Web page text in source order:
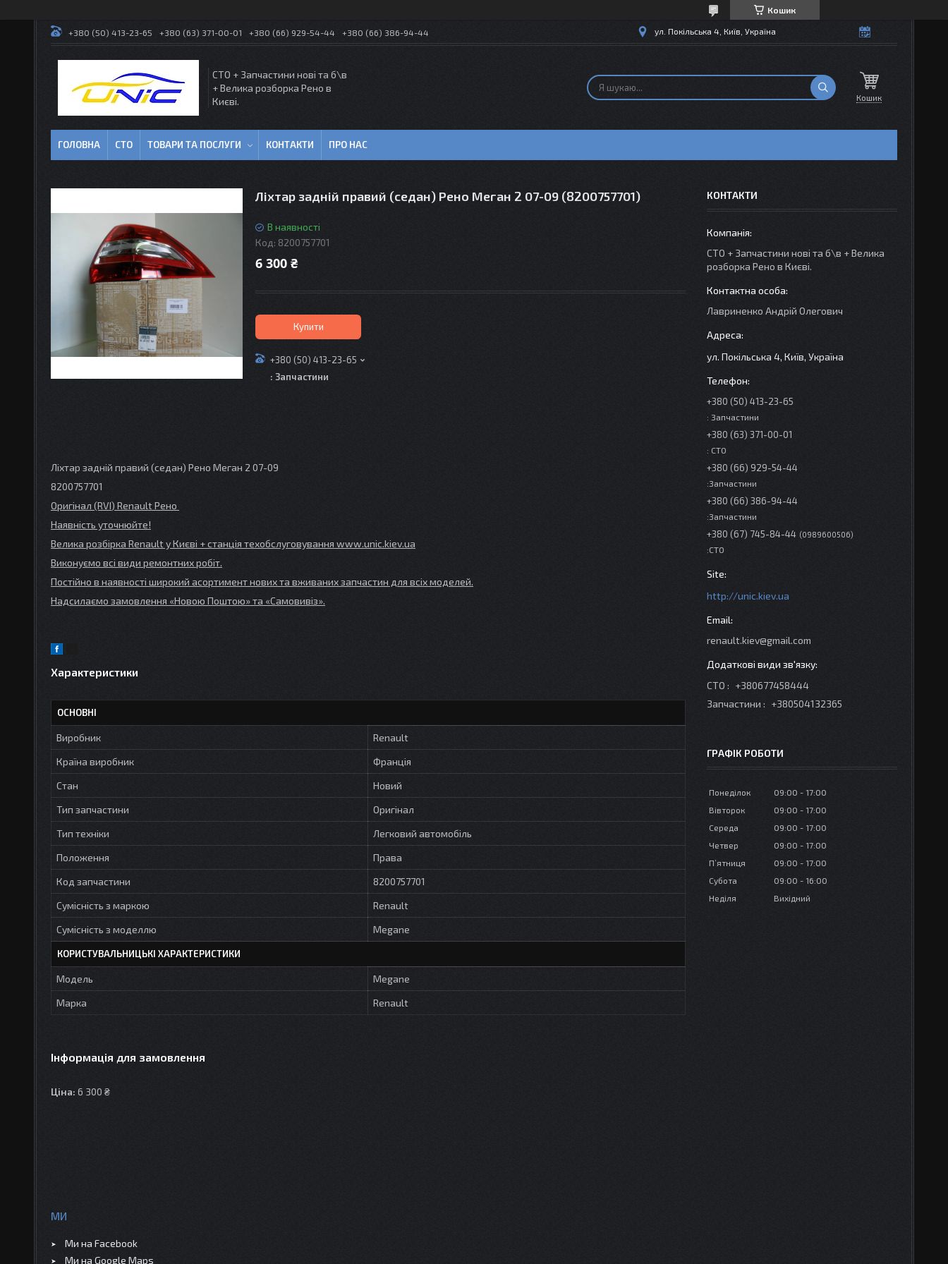
Кошик
+380 (50) 413-23-65 +380 (63) 371-00-01 +380 (66) 929-54-44 +380 (66) 386-94-44 ул. Покільська 4, Київ, Україна
СТО + Запчастини нові та б\в
+ Велика розборка Рено в
Києві.
Кошик
ГОЛОВНА СТО ТОВАРИ ТА ПОСЛУГИ КОНТАКТИ ПРО НАС
Ліхтар задній правий (седан) Рено Меган 2 07-09 (8200757701)
В наявності
Код: 8200757701
6 300 ₴
Купити
+380 (50) 413-23-65
: Запчастини
Ліхтар задній правий (седан) Рено Меган 2 07-09
8200757701
Оригінал (RVI) RenaultРено
Наявність уточнюйте!
Велика розбірка Renaultу Києві + станція техобслуговування www.unic.kiev.ua
Виконуємо всі види ремонтних робіт.
Постійно в наявності широкий асортимент нових та вживаних запчастин для всіх моделей.
Надсилаємо замовлення «Новою Поштою» та «Самовивіз».
Характеристики
ОСНОВНІ
Виробник
Renault
Країна виробник
Франція
Стан
Новий
Тип запчастини
Оригінал
Тип техніки
Легковий автомобіль
Положення
Права
Код запчастини
8200757701
Сумісність з маркою
Renault
Сумісність з моделлю
Megane
КОРИСТУВАЛЬНИЦЬКІ ХАРАКТЕРИСТИКИ
Модель
Megane
Марка
Renault
Інформація для замовлення
Ціна: 6 300 ₴
КОНТАКТИ
СТО + Запчастини нові та б\в + Велика
розборка Рено в Києві.
Лавриненко Андрій Олегович
ул. Покільська 4, Київ, Україна
+380 (50) 413-23-65
: Запчастини
+380 (63) 371-00-01
: СТО
+380 (66) 929-54-44
:Запчастини
+380 (66) 386-94-44
:Запчастини
+380 (67) 745-84-44 0989600506
:СТО
http://unic.kiev.ua
renault.kiev@gmail.com
СТО
+380677458444
Запчастини
+380504132365
ГРАФІК РОБОТИ
Понеділок 09:00
17:00
Вівторок
09:00
17:00
Середа
09:00
17:00
Четвер
09:00
17:00
Пʼятниця
09:00
17:00
Субота
09:00
16:00
Неділя
Вихідний
МИ
Ми на Facebook
Ми на Google Maps